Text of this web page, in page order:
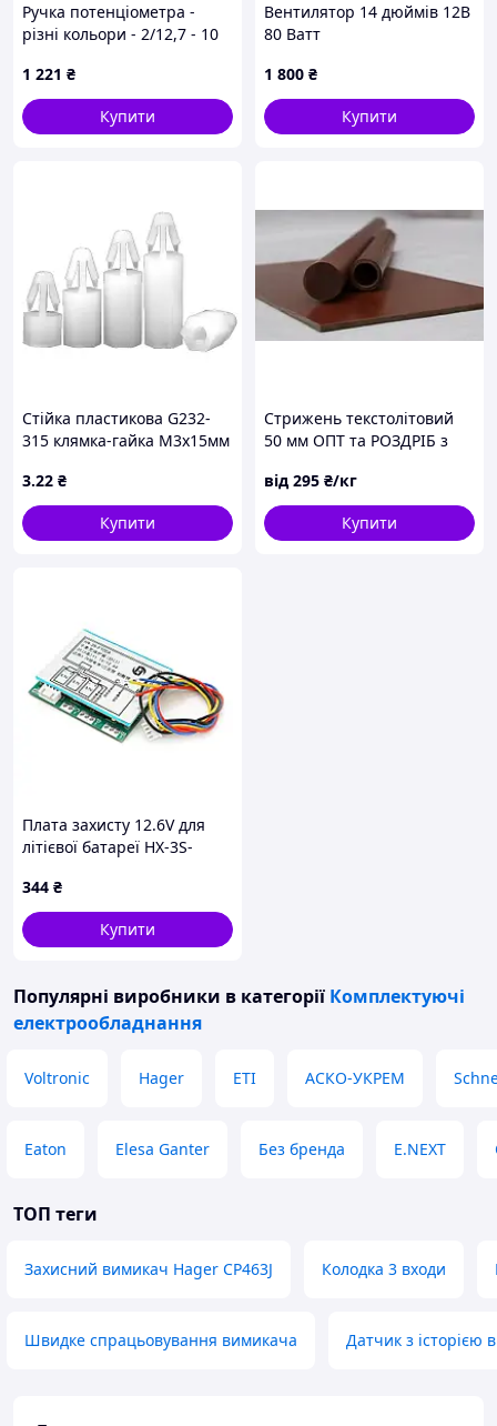
Ручка потенціометра -
різні кольори - 2/12,7 - 10
1 221 ₴
Купити
Вентилятор 14 дюймів 12В
80 Ватт
1 800 ₴
Купити
Стійка пластикова G232-
315 клямка-гайка М3x15мм
3.22 ₴
Купити
Стрижень текстолітовий
50 мм ОПТ та РОЗДРІБ з
від 295 ₴/кг
Купити
Плата захисту 12.6V для
літієвої батареї HX-3S-
344 ₴
Купити
Популярні виробники в категорії Комплектуючі
електрообладнання
Voltronic Hager ETI АСКО-УКРЕМ
Eaton Elesa Ganter Без бренда E.NEXT
ТОП теги
Захисний вимикач Hager CP463J Колодка 3 входи
Швидке спрацьовування вимикача Датчик з історією